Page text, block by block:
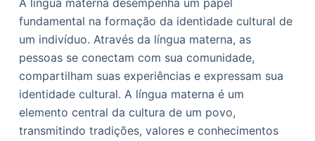
A língua materna desempenha um papel
fundamental na formação da identidade cultural de
um indivíduo. Através da língua materna, as
pessoas se conectam com sua comunidade,
compartilham suas experiências e expressam sua
identidade cultural. A língua materna é um
elemento central da cultura de um povo,
transmitindo tradições, valores e conhecimentos